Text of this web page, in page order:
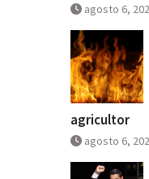
agosto 6,
agricultor
agosto 6,